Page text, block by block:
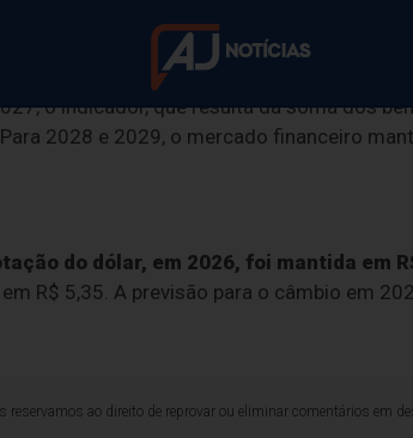
reduz
5,30%
o crescimento da economia
o indicador, que resulta da soma dos
2028 e 2029, o mercado financeiro
do dólar, em 2026, foi mantida em
R$ 5,35. A previsão para o câmbio em
ao direito de reprovar ou eliminar comentários em